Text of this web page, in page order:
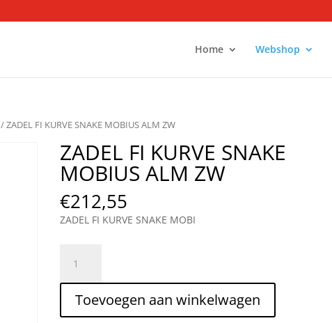
Home Webshop
/ ZADEL FI KURVE SNAKE MOBIUS ALM ZW
ZADEL FI KURVE SNAKE
MOBIUS ALM ZW
€212,55
ZADEL FI KURVE SNAKE MOBI
KURVE
SNAKE
MOBIUS
Toevoegen aan winkelwagen